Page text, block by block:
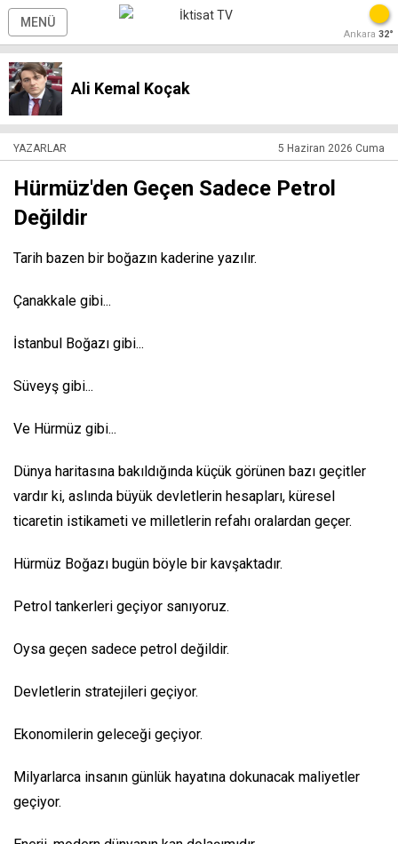
MENÜ
Ankara 32°
Ali Kemal Koçak
YAZARLAR 5 Haziran 2026 Cuma
Hürmüz'den Geçen Sadece Petrol
Değildir
Tarih bazen bir boğazın kaderine yazılır.
Çanakkale gibi...
İstanbul Boğazı gibi...
Süveyş gibi...
Ve Hürmüz gibi...
Dünya haritasına bakıldığında küçük görünen bazı geçitler
vardır ki, aslında büyük devletlerin hesapları, küresel
ticaretin istikameti ve milletlerin refahı oralardan geçer.
Hürmüz Boğazı bugün böyle bir kavşaktadır.
Petrol tankerleri geçiyor sanıyoruz.
Oysa geçen sadece petrol değildir.
Devletlerin stratejileri geçiyor.
Ekonomilerin geleceği geçiyor.
Milyarlarca insanın günlük hayatına dokunacak maliyetler
geçiyor.